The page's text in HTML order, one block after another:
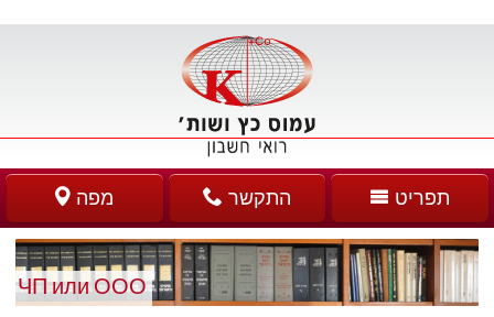
תפריט התקשר מפה
ЧП или ООО